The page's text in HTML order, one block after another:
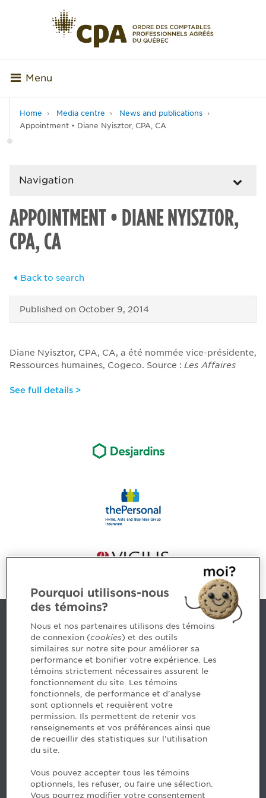
Menu
Home Media centre
News and publications
Appointment • Diane Nyisztor, CPA, CA
Navigation
APPOINTMENT • DIANE NYISZTOR,
CPA, CA
Back to search
Published on October 9, 2014
Diane Nyisztor, CPA, CA, a été nommée vice-présidente,
Ressources humaines, Cogeco. Source : Les Affaires
See full details >
Contact us
5, Place Ville Marie, bureau 800, Montréal (Québec)
H3B 2G2
www.cpaquebec.ca
Questions? Ask our team >
Want to make the Order a part of your career? See
our job offers >
Facebook - Devenir CPA
Instagram
Pourquoi utilisons-nous
des témoins?
Nous et nos partenaires utilisons des témoins
de connexion (cookies) et des outils
similaires sur notre site pour améliorer sa
performance et bonifier votre expérience. Les
témoins strictement nécessaires assurent le
fonctionnement du site. Les témoins
fonctionnels, de performance et d'analyse
sont optionnels et requièrent votre
permission. Ils permettent de retenir vos
renseignements et vos préférences ainsi que
de recueillir des statistiques sur l'utilisation
du site.
Vous pouvez accepter tous les témoins
optionnels, les refuser, ou faire une sélection.
Vous pourrez modifier votre consentement